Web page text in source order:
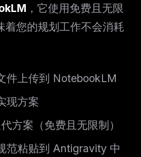
，它使用免费且无限
着您的规划工作不会消耗
件上传到 NotebookLM
现方案
方案（免费且无限制）
范粘贴到 Antigravity 中
rules, and LLM
no noise.